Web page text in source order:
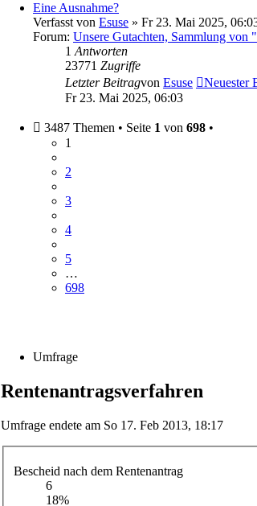
Eine Ausnahme?
Verfasst von Esuse » Fr 23. Mai 2025,
Forum: Unsere Gutachten, Sammlung von
1 Antworten
23771 Zugriffe
Letzter Beitragvon Esuse
Neuester
Fr 23. Mai 2025, 06:03
3487 Themen • Seite 1 von 698 •
1
2
3
4
5
…
698
Umfrage
Rentenantragsverfahren
Umfrage endete am So 17. Feb 2013, 18:17
Bescheid nach dem Rentenantrag
6
18%